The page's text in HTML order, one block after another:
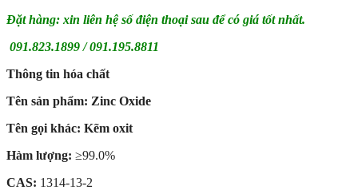
Đặt hàng: xin liên hệ số điện thoại sau để có giá tốt nhất.
091.823.1899 / 091.195.8811
Thông tin hóa chất
Tên sản phẩm: Zinc Oxide
Tên gọi khác: Kẽm oxit
Hàm lượng: ≥99.0%
CAS: 1314-13-2